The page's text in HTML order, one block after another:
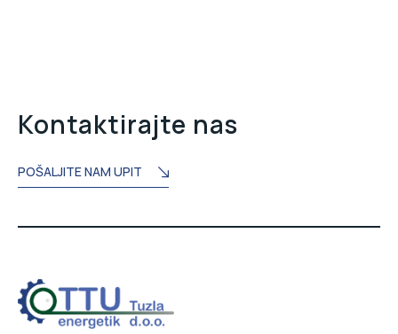
Kontaktirajte nas
POŠALJITE NAM UPIT